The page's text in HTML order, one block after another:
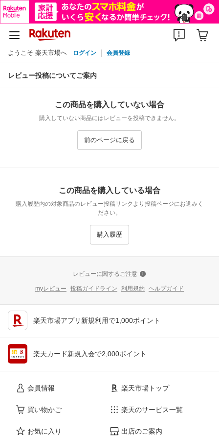
ようこそ 楽天市場へ ログイン 会員登録
レビュー投稿についてご案内
この商品を購入していない場合
購入していない商品にはレビューを投稿できません。
前のページに戻る
この商品を購入している場合
購入履歴内の対象商品のレビュー投稿リンクより投稿ページにお進みく
ださい。
購入履歴
レビューに関するご注意
myレビュー 投稿ガイドライン 利用規約 ヘルプガイド
楽天市場アプリ新規利用で1,000ポイント
楽天カード新規入会で2,000ポイント
会員情報
買い物かご
お気に入り
楽天市場トップ
楽天のサービス一覧
出店のご案内